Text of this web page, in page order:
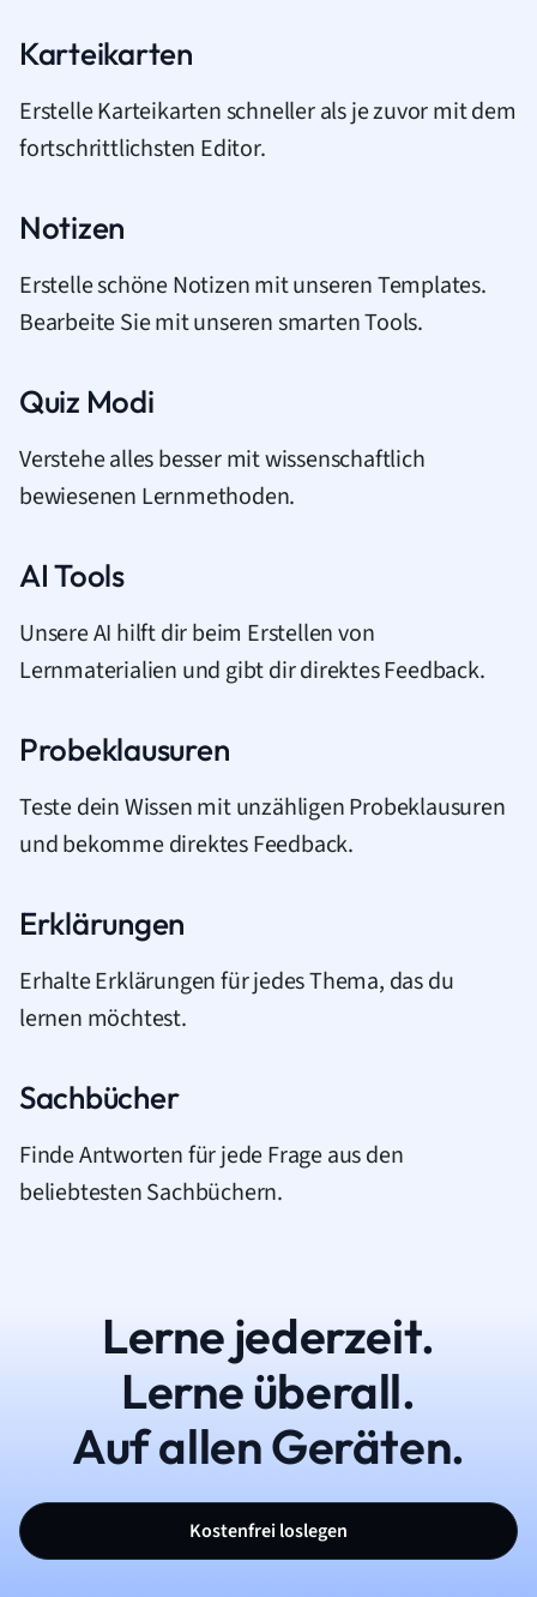
Karteikarten
Erstelle Karteikarten schneller als je zuvor mit dem
fortschrittlichsten Editor.
Notizen
Erstelle schöne Notizen mit unseren Templates.
Bearbeite Sie mit unseren smarten Tools.
Quiz Modi
Verstehe alles besser mit wissenschaftlich
bewiesenen Lernmethoden.
AI Tools
Unsere AI hilft dir beim Erstellen von
Lernmaterialien und gibt dir direktes Feedback.
Probeklausuren
Teste dein Wissen mit unzähligen Probeklausuren
und bekomme direktes Feedback.
Erklärungen
Erhalte Erklärungen für jedes Thema, das du
lernen möchtest.
Sachbücher
Finde Antworten für jede Frage aus den
beliebtesten Sachbüchern.
Lerne jederzeit.
Lerne überall.
Auf allen Geräten.
Kostenfrei loslegen